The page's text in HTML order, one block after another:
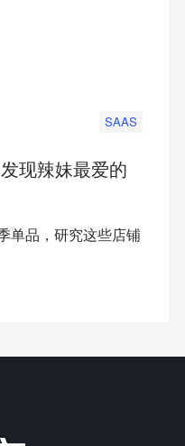
SAAS
现辣妹最爱的
单品，研究这些店铺